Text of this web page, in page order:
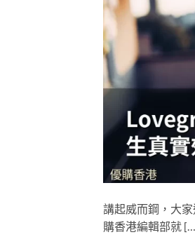
講起威而鋼，大
購香港編輯部就